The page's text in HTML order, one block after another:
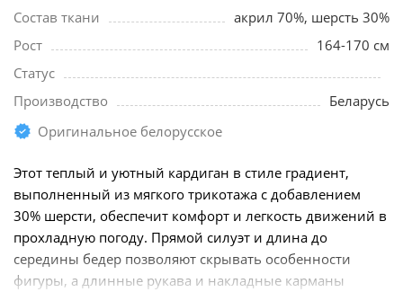
Состав ткани
акрил 70%, шерсть 30%
Рост
164-170 см
Статус
Производство
Беларусь
Оригинальное белорусское
Этот теплый и уютный кардиган в стиле градиент,
выполненный из мягкого трикотажа с добавлением
30% шерсти, обеспечит комфорт и легкость движений в
прохладную погоду. Прямой силуэт и длина до
середины бедер позволяют скрывать особенности
фигуры, а длинные рукава и накладные карманы